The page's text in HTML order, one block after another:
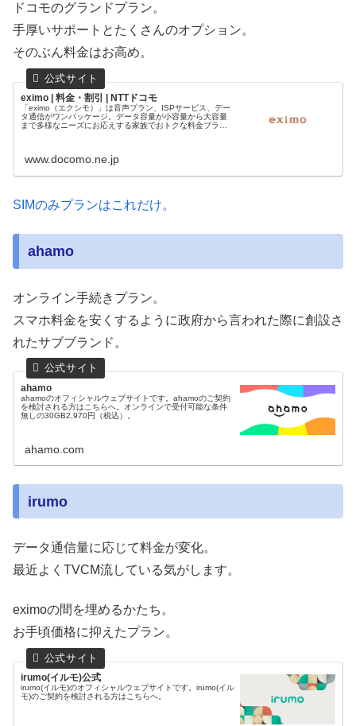
ドコモのグランドプラン。
手厚いサポートとたくさんのオプション。
そのぶん料金はお高め。
eximo | 料金・割引 | NTTドコモ
「eximo（エクシモ）」は音声プラン、ISPサービス、デー
タ通信がワンパッケージ。データ容量が小容量から大容量
まで多様なニーズにお応えする家族でおトクな料金プラン
www.docomo.ne.jp
SIMのみプランはこれだけ。
ahamo
オンライン手続きプラン。
スマホ料金を安くするように政府から言われた際に創設さ
れたサブブランド。
ahamo
ahamoのオフィシャルウェブサイトです。ahamoのご契約
を検討される方はこちらへ。オンラインで受付可能な条件
無しの30GB2,970円（税込）。
ahamo.com
irumo
データ通信量に応じて料金が変化。
最近よくTVCM流している気がします。
eximoの間を埋めるかたち。
お手頃価格に抑えたプラン。
irumo(イルモ)公式
irumo(イルモ)のオフィシャルウェブサイトです。irumo(イル
モ)のご契約を検討される方はこちらへ。